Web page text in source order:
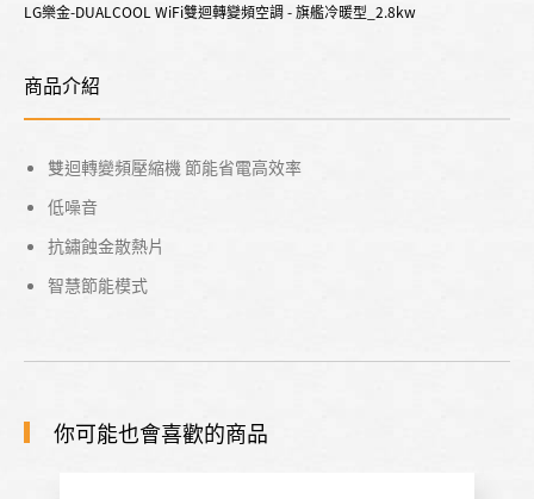
LG樂金-DUALCOOL WiFi雙迴轉變頻空調 - 旗艦冷暖型_2.8kw
商品介紹
雙迴轉變頻壓縮機 節能省電高效率
低噪音
抗鏽蝕金散熱片
智慧節能模式
你可能也會喜歡的商品